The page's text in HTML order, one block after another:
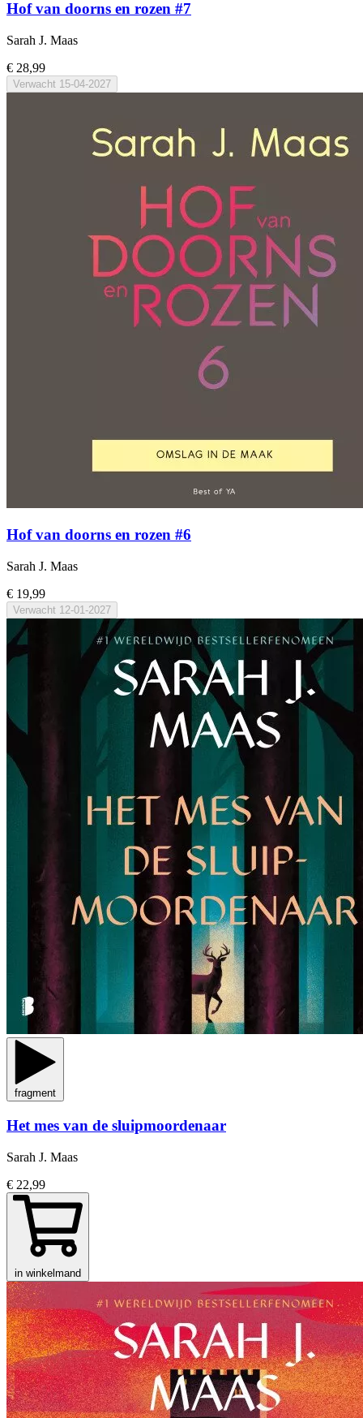
Hof van doorns en rozen #7
Sarah J. Maas
€ 28,99
Verwacht 15-04-2027
Hof van doorns en rozen #6
Sarah J. Maas
€ 19,99
Verwacht 12-01-2027
fragment
Het mes van de sluipmoordenaar
Sarah J. Maas
€ 22,99
in winkelmand